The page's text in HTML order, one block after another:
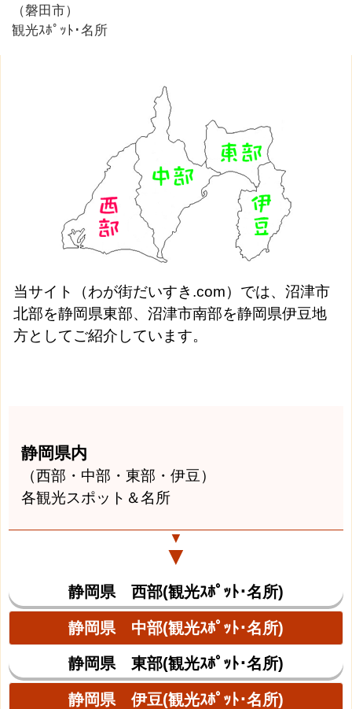
（磐田市）
観光ｽﾎﾟｯﾄ･名所
当サイト（わが街だいすき.com）では、沼津市
北部を静岡県東部、沼津市南部を静岡県伊豆地
方としてご紹介しています。
静岡県内
（西部・中部・東部・伊豆）
各観光スポット＆名所
▼
▼
静岡県 西部(観光ｽﾎﾟｯﾄ･名所)
静岡県 中部(観光ｽﾎﾟｯﾄ･名所)
静岡県 東部(観光ｽﾎﾟｯﾄ･名所)
静岡県 伊豆(観光ｽﾎﾟｯﾄ･名所)